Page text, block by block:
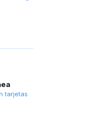
tarjetas